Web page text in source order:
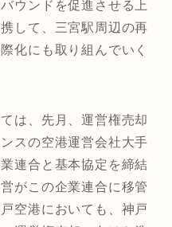
ウンドを促進させる上
して、三宮駅周辺の再
化にも取り組んでいく
は、先月、運営権売却
スの空港運営会社大手
連合と基本協定を締結
がこの企業連合に移管
空港においても、神戸